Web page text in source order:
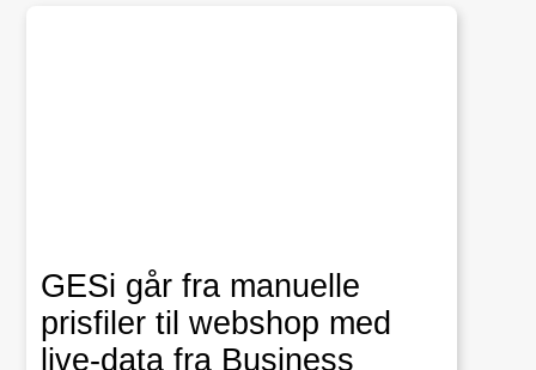
GESi går fra manuelle
prisfiler til webshop med
live-data fra Business